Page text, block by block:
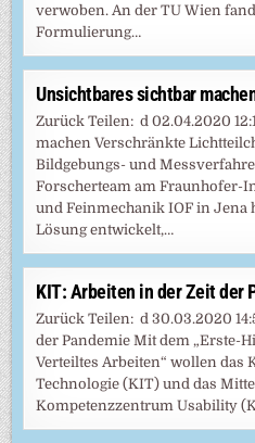
verwoben. An der TU Wien
Formulierung…
Unsichtbares sichtbar
Zurück Teilen: d 02.04.2020
machen Verschränkte
Bildgebungs- und
Forscherteam am Fraunhofer-
und Feinmechanik IOF in Jena
Lösung entwickelt,…
KIT: Arbeiten in der Zeit der
Zurück Teilen: d 30.03.2020
der Pandemie Mit dem „Erste-
Verteiltes Arbeiten“ wollen
Technologie (KIT) und das
Kompetenzzentrum Usability